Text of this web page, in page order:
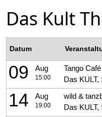
Das Kult
Datum
09 Aug
15:00
Tango Café
Das
14 Aug
19:00
wild &
Das